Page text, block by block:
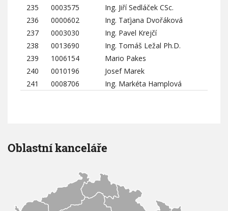
235
0003575
Ing. Jiří Sedláček CSc.
236
0000602
Ing. Taťjana Dvořáková
237
0003030
Ing. Pavel Krejčí
238
0013690
Ing. Tomáš Ležal Ph.D.
239
1006154
Mario Pakes
240
0010196
Josef Marek
241
0008706 Ing. Markéta Hamplová
Oblastní kanceláře